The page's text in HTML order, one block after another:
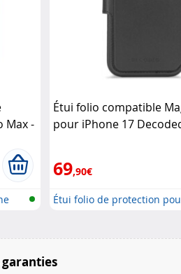
Max -
Étui folio compatible
pour iPhone 17
69,90€
Étui folio de protection
garanties